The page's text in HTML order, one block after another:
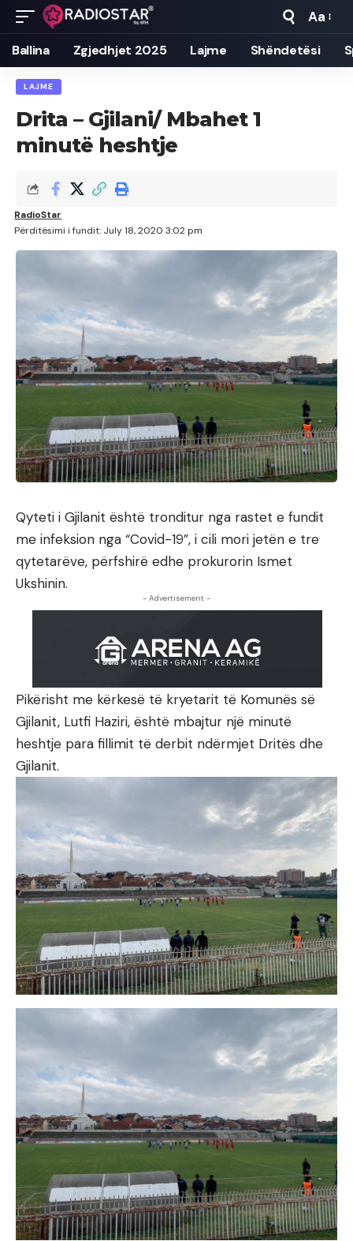
Font
Resizer
Aa
Ballina Zgjedhjet 2025 Lajme Shëndetësi
LAJME
Drita – Gjilani/ Mbahet 1
minutë heshtje
Përditësimi i fundit: July 18, 2020 3:02 pm
RadioStar
Qyteti i Gjilanit është tronditur nga rastet e fundit
me infeksion nga “Covid-19”, i cili mori jetën e tre
qytetarëve, përfshirë edhe prokurorin Ismet
Ukshinin.
- Advertisement -
Pikërisht me kërkesë të kryetarit të Komunës së
Gjilanit, Lutfi Haziri, është mbajtur një minutë
heshtje para fillimit të derbit ndërmjet Dritës dhe
Gjilanit.